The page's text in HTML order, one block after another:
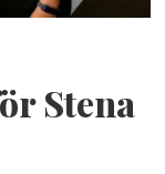
Stena